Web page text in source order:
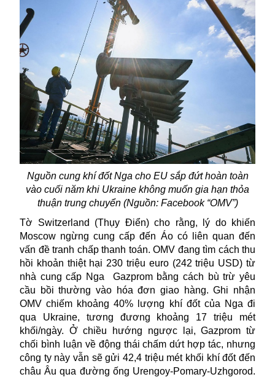
Nguồn cung khí đốt Nga cho EU sắp đứt hoàn toàn
vào cuối năm khi Ukraine không muốn gia hạn thỏa
thuận trung chuyển (Nguồn: Facebook “OMV”)
Tờ Switzerland (Thụy Điển) cho rằng, lý do khiến
Moscow ngừng cung cấp đến Áo có liên quan đến
vấn đề tranh chấp thanh toán. OMV đang tìm cách thu
hồi khoản thiệt hại 230 triệu euro (242 triệu USD) từ
nhà cung cấp Nga
Gazprom bằng cách bù trừ yêu
cầu bồi thường vào hóa đơn giao hàng. Ghi nhận
OMV chiếm khoảng 40% lượng khí đốt của Nga đi
qua Ukraine, tương đương khoảng 17 triệu mét
khối/ngày. Ở chiều hướng ngược lại, Gazprom từ
chối bình luận về động thái chấm dứt hợp tác, nhưng
công ty này vẫn sẽ gửi 42,4 triệu mét khối khí đốt đến
châu Âu qua đường ống Urengoy-Pomary-Uzhgorod.